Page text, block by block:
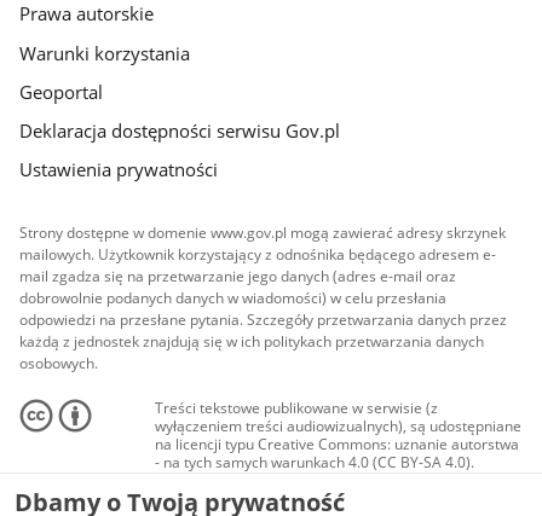
Prawa autorskie
Warunki korzystania
Geoportal
Deklaracja dostępności serwisu Gov.pl
Ustawienia prywatności
Strony dostępne w domenie www.gov.pl mogą zawierać adresy skrzynek
mailowych. Użytkownik korzystający z odnośnika będącego adresem e-
mail zgadza się na przetwarzanie jego danych (adres e-mail oraz
dobrowolnie podanych danych w wiadomości) w celu przesłania
odpowiedzi na przesłane pytania. Szczegóły przetwarzania danych przez
każdą z jednostek znajdują się w ich politykach przetwarzania danych
osobowych.
Treści tekstowe publikowane w serwisie (z
wyłączeniem treści audiowizualnych), są udostępniane
na licencji typu Creative Commons: uznanie autorstwa
- na tych samych warunkach 4.0 (CC BY-SA 4.0).
Materiały audiowizualne, w tym zdjęcia, materiały
audio i wideo, są udostępniane na licencji typu
Dbamy o Twoją prywatność